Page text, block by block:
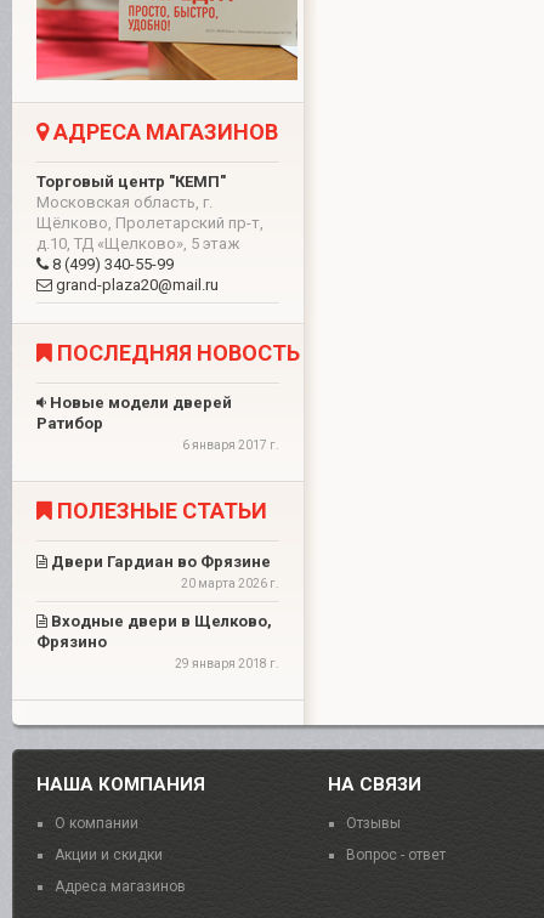
АДРЕСА МАГАЗИНОВ
Торговый центр "КЕМП"
Московская область, г.
Щёлково, Пролетарский пр-т,
д.10, ТД «Щелково», 5 этаж
8 (499) 340-55-99
grand-plaza20@mail.ru
ПОСЛЕДНЯЯ НОВОСТЬ
Новые модели дверей
Ратибор
6 января 2017 г.
ПОЛЕЗНЫЕ СТАТЬИ
Двери Гардиан во Фрязине
20 марта 2026 г.
Входные двери в Щелково,
Фрязино
29 января 2018 г.
НАША КОМПАНИЯ
О компании
Акции и скидки
Адреса магазинов
НА СВЯЗИ
Отзывы
Вопрос - ответ